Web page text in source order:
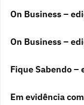
On Business –
On Business –
Fique Sabendo –
Em evidência